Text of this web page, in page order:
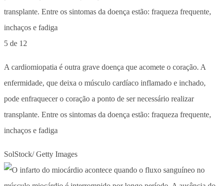
5 de 12
A cardiomiopatia é outra grave doença que acomete o coração. A
enfermidade, que deixa o músculo cardíaco inflamado e inchado,
pode enfraquecer o coração a ponto de ser necessário realizar
transplante. Entre os sintomas da doença estão: fraqueza frequente,
inchaços e fadiga
SolStock/ Getty Images